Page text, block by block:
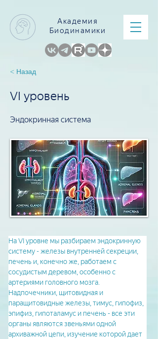
Академия
Биодинамики
< Назад
VI уровень
Эндокринная система
На VI уровне мы разбираем эндокринную
систему - железы внутренней секреции,
печень и, конечно же, работаем с
сосудистым деревом, особенно с
артериями головного мозга.
Надпочечники, щитовидная и
паращитовидные железы, тимус, гипофиз,
эпифиз, гипоталамус и печень - все эти
органы являются звеньями одной
архиважной цепи, изучение которой дает